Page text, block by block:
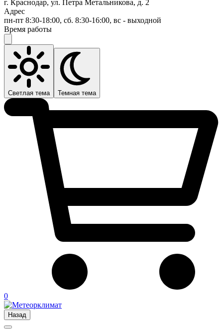
г. Краснодар, ул. Петра Метальникова, д. 2
Адрес
пн-пт 8:30-18:00, сб. 8:30-16:00, вс - выходной
Время работы
Светлая тема Темная тема
0
Назад